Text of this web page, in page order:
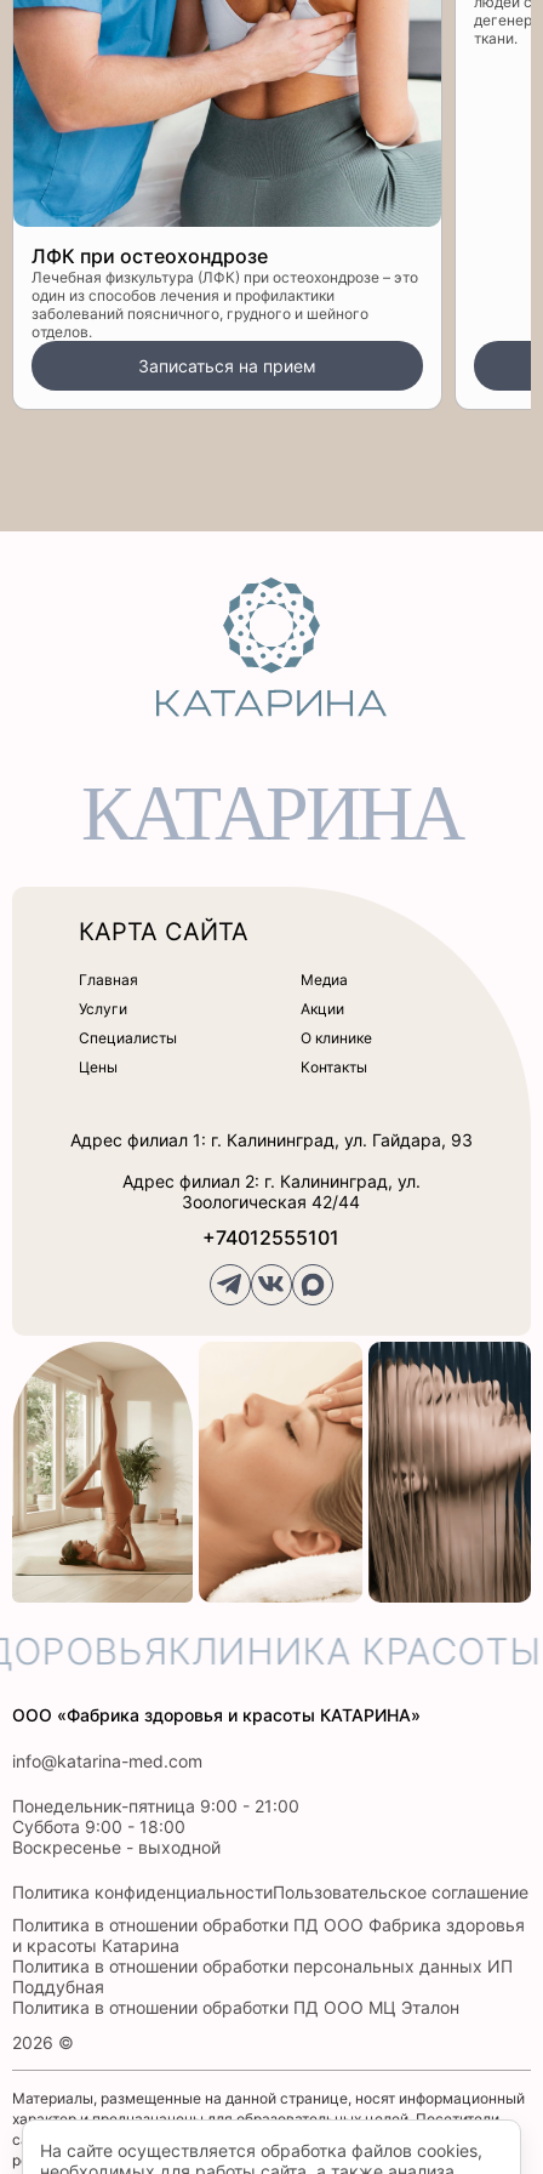
ЛФК при остеохондрозе
Лечебная физкультура (ЛФК) при остеохондрозе – это
один из способов лечения и профилактики
заболеваний поясничного, грудного и шейного
отделов.
Записаться на прием
ткани.
КАТАРИНА
КАРТА САЙТА
Главная
Услуги
Специалисты
Цены
Медиа
Акции
О клинике
Контакты
Адрес филиал 1: г. Калининград, ул. Гайдара, 93
Адрес филиал 2: г. Калининград, ул.
Зоологическая 42/44
+74012555101
КЛИНИКА КРАСОТЫ
ООО «Фабрика здоровья и красоты КАТАРИНА»
info@katarina-med.com
Понедельник-пятница 9:00 - 21:00
Суббота 9:00 - 18:00
Воскресенье - выходной
Политика конфиденциальностиПользовательское соглашение
Политика в отношении обработки ПД ООО Фабрика здоровья
и красоты Катарина
Политика в отношении обработки персональных данных ИП
Поддубная
Политика в отношении обработки ПД ООО МЦ Эталон
2026 ©
Материалы, размещенные на данной странице, носят информационный
характер и предназначены для образовательных целей. Посетители
сайта не должны использовать их в качестве медицинских
рекомендаций. Определение диагноза и выбор методики лечения
На сайте осуществляется обработка файлов cookies,